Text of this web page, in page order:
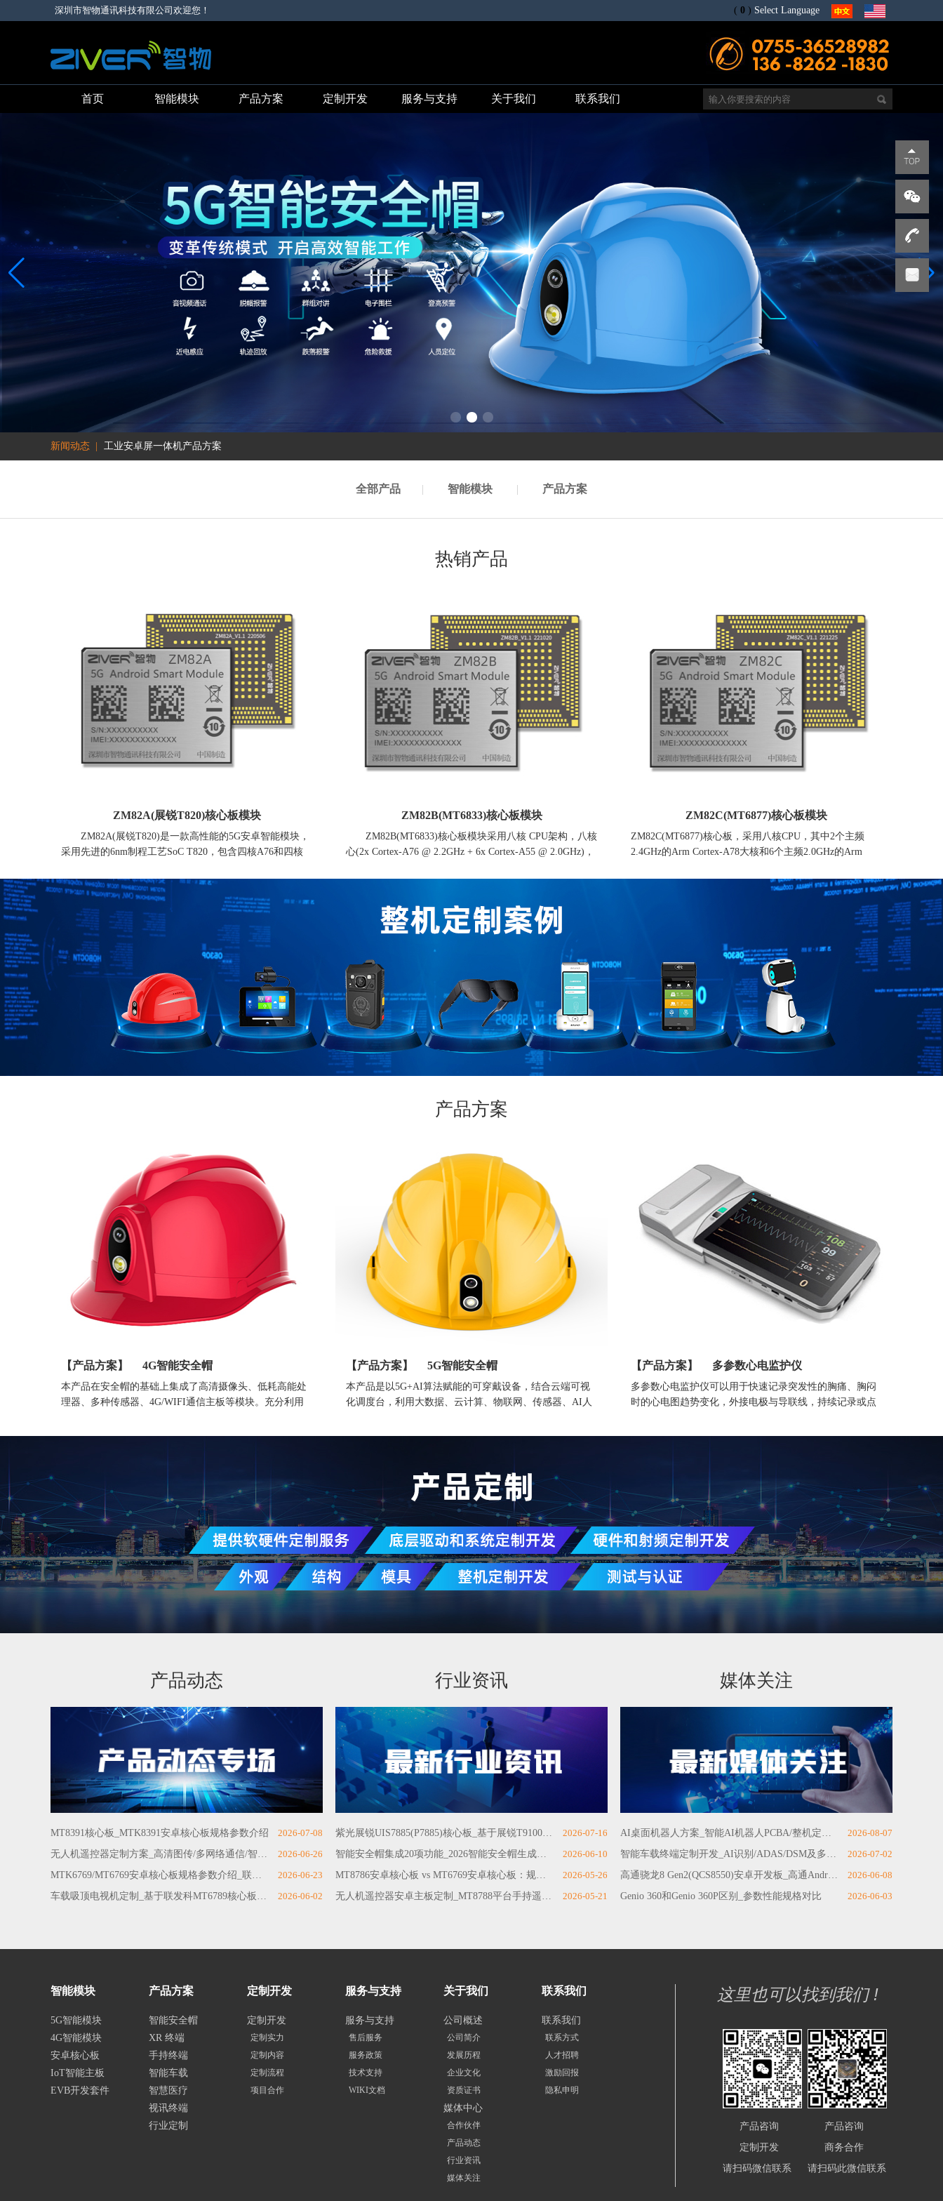
深圳市智物通讯科技有限公司欢迎您！ ( 0 ) Select Language
首页 智能模块 产品方案 定制开发 服务与支持 关于我们 联系我们
新闻动态 |
工业安卓屏一体机产品方案
工业安卓屏一体机产品方案
全部产品 | 智能模块 | 产品方案
热销产品
ZM82A(展锐T820)核心板模块
ZM82A(展锐T820)是一款高性能的5G安卓智能模块，
采用先进的6nm制程工艺SoC T820，包含四核A76和四核
单元。板载最高可达8GB Ram +256GB ROM的内存单元，
支持 4K H.265/ H.264 视频编解码，搭载Android 13以上操
作系统，性能强大，功能丰富。
ZM82A(展锐T820)模块支持 5G NSA和SA 双模式，向
下兼容4G/3G网络。同时还支持 2.4G&5G双频Wi-Fi、蓝牙
5.0、多星GNSS(GPS/北斗/GLONASS/Galileo)定位、电源
管理、充放电、音视频编解码等。提供丰富数据接口，包
含 LCM、Touch、多路摄像头、麦克风、听筒、扬声器、
DisplayPort、PCIe、UART、USB、I2C、Keypad、GPIOs
等接口，可外接多种模块实现多领域多行业应用。
ZM82B(MT6833)核心板模块
ZM82B(MT6833)核心板模块采用八核 CPU架构，八核
心(2x Cortex-A76 @ 2.2GHz + 6x Cortex-A55 @ 2.0GHz)，
计算能力，支持图像识别、语音识别和智能场景优化等功
比于 8nm 制程提高 28%，依托高效能，低功耗延长电池续
航能力及寿命。
ZM82C(MT6877)核心板模块
ZM82C(MT6877)核心板，采用八核CPU，其中2个主频
2.4GHz的Arm Cortex-A78大核和6个主频2.0GHz的Arm
能效的AI处理器MediaTek第三代APU。此外，天玑900还支
持了LPDDR5内存和UFS 3.1存储，可适配120Hz屏幕刷新
ZM82C(MTK6877)集成了丰富的功能接口，包含LCM、触
摸屏、摄像头、麦克风、扬声器、UART 接口、USB 接
口、I2C 接口、 SPI 接口，PCIe 接口等等；可提供语音、
短信、通讯簿，可广泛应用于 5G网络下的视频记录仪、智
慧驾舱，智能POS 收银机、物流终端、VR Camera、智能
机器人、视频监控、安防监控、智能信息采集设备、智能
手持终端、无人机等产品。
产品方案
【产品方案】 4G智能安全帽
本产品在安全帽的基础上集成了高清摄像头、低耗高能处
理器、多种传感器、4G/WIFI通信主板等模块。充分利用
支持音视频通话、视频监控、语音广播、GPS/北斗定位、
轨迹回放、电子围栏、脱帽报警、紧急救援、静默报警、
跌倒报警等功能。高配版可选支持云台防抖摄像头、生命
体征监测、近电感应、登高预警、有毒气体监测、AI语音
交互、人脸识别、RTK厘米级定位、UWB室内定位等功
能。
【产品方案】 5G智能安全帽
本产品是以5G+AI算法赋能的可穿戴设备，结合云端可视
化调度台，利用大数据、云计算、物联网、传感器、AI人
话、视频监控、语音广播、GPS/北斗定位、轨迹回放、电
子围栏、脱帽报警、紧急救援、静默报警、跌倒报警等功
能。高配版可选支持云台防抖摄像头、生命体征监测、近
电感应、登高预警、有毒气体监测、AI语音交互、人脸识
别、RTK厘米级定位、UWB室内定位等功能。
【产品方案】 多参数心电监护仪
多参数心电监护仪可以用于快速记录突发性的胸痛、胸闷
时的心电图趋势变化，外接电极与导联线，持续记录或点
2.4G/5G 双频WIFI，硬件输出支持多接口如USB接口、
USB HOST接口、DC接口等; 支持XML、PDF.HL7及
DICOM多种格式心电记录,极大限度提升设备的可读兼容
性。
产品动态
MT8391核心板_MTK8391安卓核心板规格参数介绍
2026-07-08
无人机遥控器定制方案_高清图传/多网络通信/智能控制一体化
2026-06-26
MTK6769/MT6769安卓核心板规格参数介绍_联发科安卓主板方案
2026-06-23
车载吸顶电视机定制_基于联发科MT6789核心板方案
2026-06-02
行业资讯
紫光展锐UIS7885(P7885)核心板_基于展锐T9100平台的智能设备国产方案
2026-07-16
智能安全帽集成20项功能_2026智能安全帽生成研发厂家推荐
2026-06-10
MT8786安卓核心板 vs MT6769安卓核心板：规格性能深度对比
2026-05-26
无人机遥控器安卓主板定制_MT8788平台手持遥控终端PCBA板定制开发
2026-05-21
媒体关注
AI桌面机器人方案_智能AI机器人PCBA/整机定制开发
2026-08-07
智能车载终端定制开发_AI识别/ADAS/DSM及多路高清视频采集方案厂家
2026-07-02
高通骁龙8 Gen2(QCS8550)安卓开发板_高通Android主板定制套件
2026-06-08
Genio 360和Genio 360P区别_参数性能规格对比
2026-06-03
智能模块
5G智能模块
4G智能模块
安卓核心板
IoT智能主板
EVB开发套件
产品方案
智能安全帽
XR 终端
手持终端
智能车载
智慧医疗
视讯终端
行业定制
定制开发
定制开发
定制实力
定制内容
定制流程
项目合作
服务与支持
服务与支持
售后服务
服务政策
技术支持
WIKI文档
关于我们
公司概述
公司简介
发展历程
企业文化
资质证书
媒体中心
合作伙伴
产品动态
行业资讯
媒体关注
联系我们
联系我们
联系方式
人才招聘
激励回报
隐私申明
这里也可以找到我们 !
产品咨询
定制开发
请扫码微信联系
产品咨询
商务合作
请扫码此微信联系